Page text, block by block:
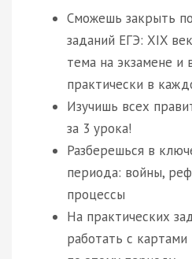
Сможешь закрыть
заданий ЕГЭ: XIX
тема на экзамене и
практически в
Изучишь всех
за 3 урока!
Разберешься в
периода: войны,
процессы
На практических
работать с